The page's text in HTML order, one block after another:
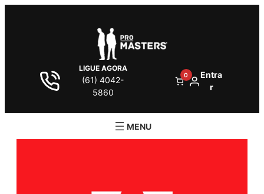
LIGUE AGORA
(61) 4042-
5860
0
Entra
r